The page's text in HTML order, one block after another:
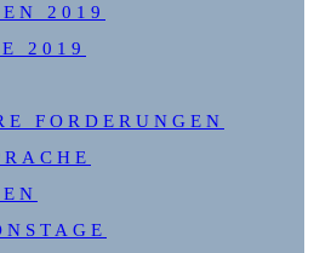
2019
2019
FORDERUNGEN